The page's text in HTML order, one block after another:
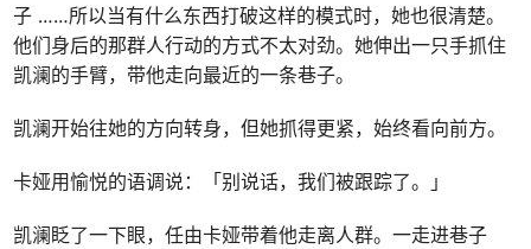
子 ……所以当有什么东西打破这样的模式时，她也很清楚。
他们身后的那群人行动的方式不太对劲。她伸出一只手抓住
凯澜的手臂，带他走向最近的一条巷子。
凯澜开始往她的方向转身，但她抓得更紧，始终看向前方。
卡娅用愉悦的语调说：「别说话，我们被跟踪了。」
凯澜眨了一下眼，任由卡娅带着他走离人群。一走进巷子